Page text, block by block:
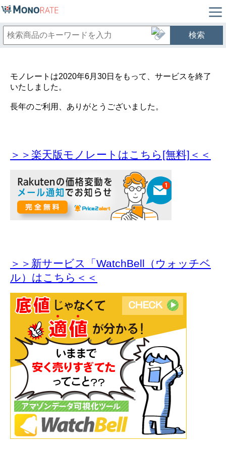
検索
モノレートは2020年6月30日をもって、サービスを終了
いたしました。
長年のご利用、ありがとうございました。
＞＞楽天版モノレートはこちら[無料]＜＜
＞＞新サービス「WatchBell（ウォッチベ
ル）はこちら＜＜